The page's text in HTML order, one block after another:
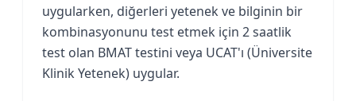
uygularken, diğerleri yetenek ve bilginin bir
kombinasyonunu test etmek için 2 saatlik
test olan BMAT testini veya UCAT'ı (Üniversite
Klinik Yetenek) uygular.